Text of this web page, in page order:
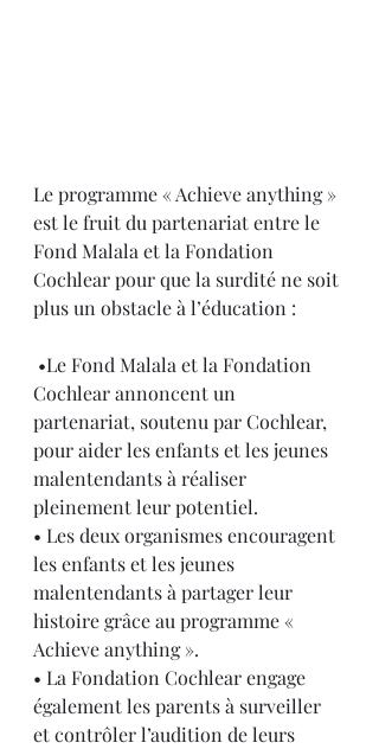
Le programme « Achieve anything »
est le fruit du partenariat entre le
Fond Malala et la Fondation
Cochlear pour que la surdité ne soit
plus un obstacle à l’éducation :
Cochlear annoncent un
partenariat, soutenu par Cochlear,
pour aider les enfants et les jeunes
malentendants à réaliser
pleinement leur potentiel.
• Les deux organismes encouragent
les enfants et les jeunes
malentendants à partager leur
histoire grâce au programme «
Achieve anything ».
• La Fondation Cochlear engage
également les parents à surveiller
et contrôler l’audition de leurs